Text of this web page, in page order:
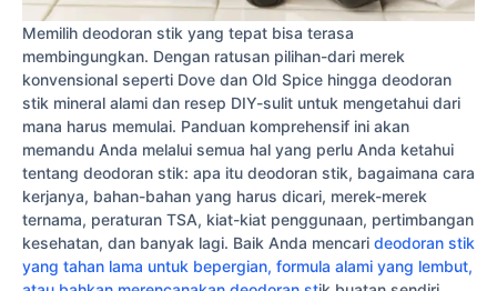
Memilih deodoran stik yang tepat bisa terasa
membingungkan. Dengan ratusan pilihan-dari merek
konvensional seperti Dove dan Old Spice hingga deodoran
stik mineral alami dan resep DIY-sulit untuk mengetahui dari
mana harus memulai. Panduan komprehensif ini akan
memandu Anda melalui semua hal yang perlu Anda ketahui
tentang deodoran stik: apa itu deodoran stik, bagaimana cara
kerjanya, bahan-bahan yang harus dicari, merek-merek
ternama, peraturan TSA, kiat-kiat penggunaan, pertimbangan
kesehatan, dan banyak lagi. Baik Anda mencari deodoran stik
yang tahan lama untuk bepergian, formula alami yang lembut,